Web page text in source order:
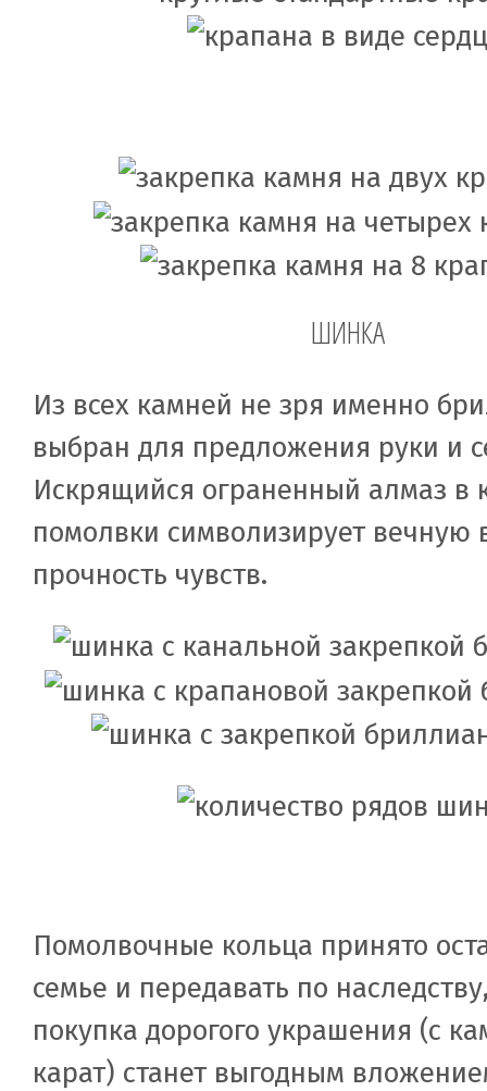
ШИНКА
Из всех камней не зря именно
выбран для предложения руки и
Искрящийся ограненный алмаз в
помолвки символизирует вечную
прочность чувств.
Помолвочные кольца принято
семье и передавать по
покупка дорогого украшения (с
карат) станет выгодным